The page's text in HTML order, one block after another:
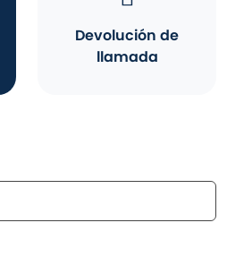
Devolución de
llamada